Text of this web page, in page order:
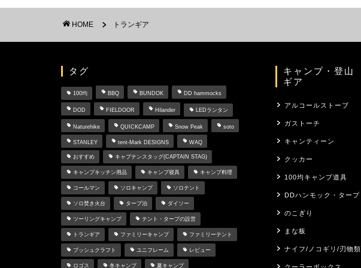
HOME トランギア
タグ
100均 BBQ BUNDOK DD hammocks
DOD FIELDOOR Hilander LEDランタン
Naturehike QUICKCAMP Snow Peak soto
STANLEY tent-Mark DESIGNS WAQ
おすすめ キャプテンスタッグ(CAPTAIN STAG)
キャンプキッチン用品 キャンプ寝具 キャンプ料理
コールマン ソロキャンプ ソロテント
ソロ焚き火台 タープ泊 ダイソー
ツーリングキャンプ テント・タープの設営
トランギア ファミリーキャンプ ファミリーテント
ブッシュクラフト ユニフレーム レビュー
ロゴス 冬キャンプ 夏キャンプ
キャンプ・登山
ギア
アルコールストーブ
ガストーチ
キャンティーン
クッカー
100均キャンプ道具
DDハンモック・タープ
のこぎり
まな板
ナイフ/ノコギリ/刃物類